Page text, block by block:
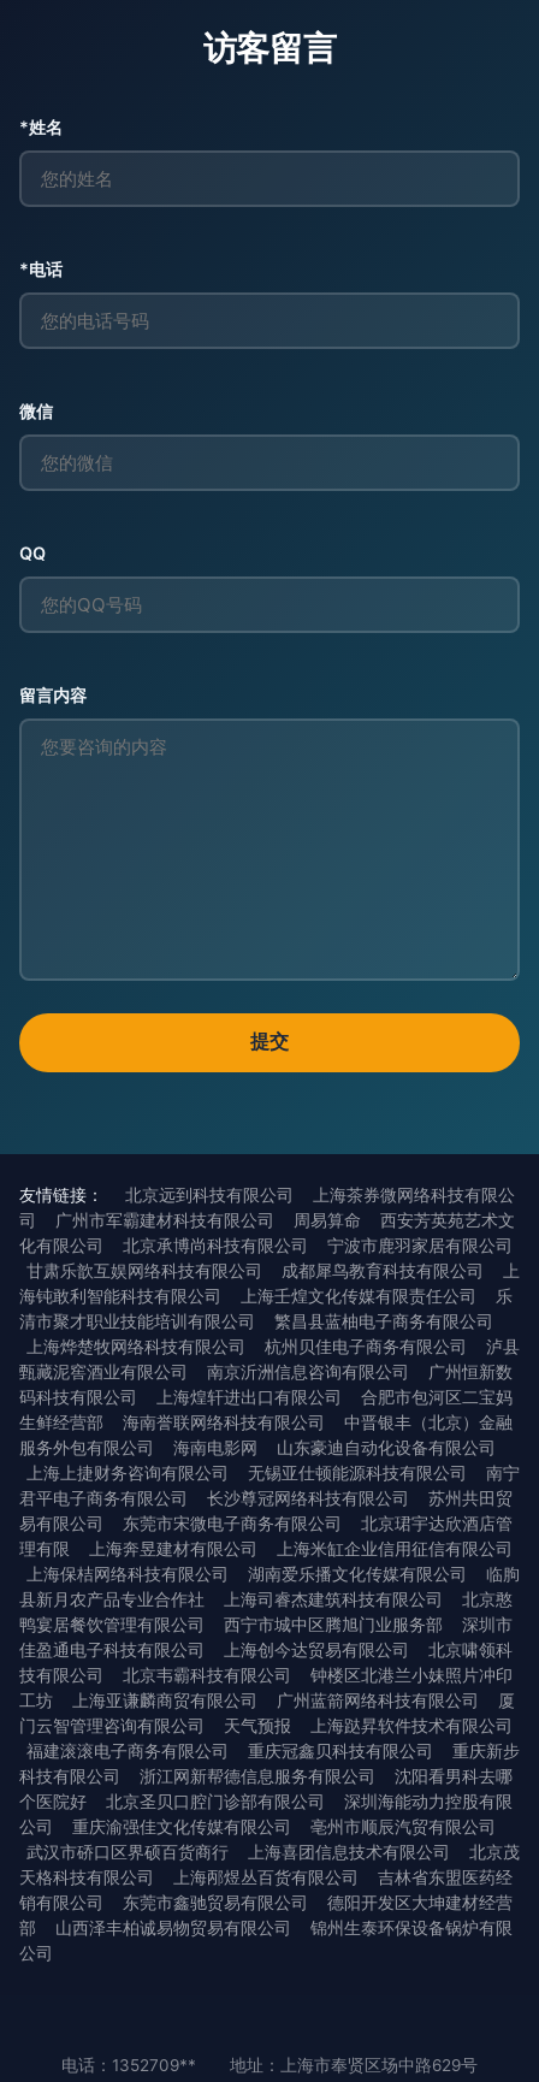
访客留言
*姓名
*电话
微信
QQ
留言内容
友情链接： 北京远到科技有限公司
上海茶券微网络科技有限公
司
广州市军霸建材科技有限公司 周易算命
西安芳英苑艺术文
化有限公司
北京承博尚科技有限公司
宁波市鹿羽家居有限公司
甘肃乐歆互娱网络科技有限公司
成都犀鸟教育科技有限公司
上
海钝敢利智能科技有限公司
上海壬煌文化传媒有限责任公司
乐
清市聚才职业技能培训有限公司
繁昌县蓝柚电子商务有限公司
上海烨楚牧网络科技有限公司
杭州贝佳电子商务有限公司
泸县
甄藏泥窖酒业有限公司
南京沂洲信息咨询有限公司
广州恒新数
码科技有限公司
上海煌轩进出口有限公司
合肥市包河区二宝妈
生鲜经营部
海南誉联网络科技有限公司
中晋银丰（北京）金融
服务外包有限公司
海南电影网
山东豪迪自动化设备有限公司
上海上捷财务咨询有限公司
无锡亚仕顿能源科技有限公司
南宁
君平电子商务有限公司
长沙尊冠网络科技有限公司
苏州共田贸
易有限公司
东莞市宋微电子商务有限公司
北京珺宇达欣酒店管
理有限
上海奔昱建材有限公司
上海米缸企业信用征信有限公司
上海保桔网络科技有限公司
湖南爱乐播文化传媒有限公司
临朐
县新月农产品专业合作社
上海司睿杰建筑科技有限公司
北京憨
鸭宴居餐饮管理有限公司
西宁市城中区腾旭门业服务部
深圳市
佳盈通电子科技有限公司
上海创今达贸易有限公司
北京啸领科
技有限公司
北京韦霸科技有限公司
钟楼区北港兰小妹照片冲印
工坊
上海亚谦麟商贸有限公司 广州蓝箭网络科技有限公司
厦
门云智管理咨询有限公司
天气预报
上海跶昇软件技术有限公司
福建滚滚电子商务有限公司
重庆冠鑫贝科技有限公司
重庆新步
科技有限公司
浙江网新帮德信息服务有限公司
沈阳看男科去哪
个医院好
北京圣贝口腔门诊部有限公司
深圳海能动力控股有限
公司
重庆渝强佳文化传媒有限公司
亳州市顺辰汽贸有限公司
武汉市硚口区界硕百货商行
上海喜团信息技术有限公司
北京茂
天格科技有限公司
上海邴煜丛百货有限公司
吉林省东盟医药经
销有限公司
东莞市鑫驰贸易有限公司
德阳开发区大坤建材经营
部
山西泽丰柏诚易物贸易有限公司
锦州生泰环保设备锅炉有限
公司
电话：1352709** 地址：上海市奉贤区场中路629号